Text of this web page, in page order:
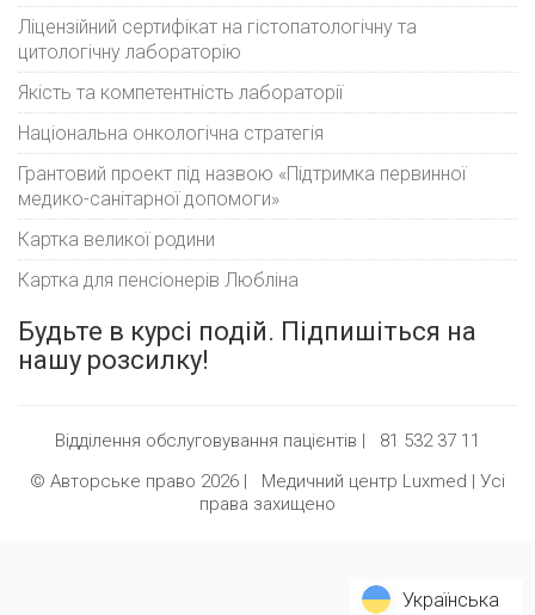
Ліцензійний сертифікат на гістопатологічну та
цитологічну лабораторію
Якість та компетентність лабораторії
Національна онкологічна стратегія
Грантовий проект під назвою «Підтримка первинної
медико-санітарної допомоги»
Картка великої родини
Картка для пенсіонерів Любліна
Будьте в курсі подій. Підпишіться на
нашу розсилку!
Відділення обслуговування пацієнтів | 81 532 37 11
© Авторське право 2026 | Медичний центр Luxmed | Усі
права захищено
Українська
Українська